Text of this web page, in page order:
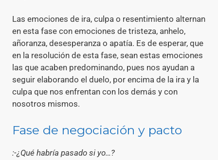
Las emociones de ira, culpa o resentimiento alternan
en esta fase con emociones de tristeza, anhelo,
añoranza, desesperanza o apatía. Es de esperar, que
en la resolución de esta fase, sean estas emociones
las que acaben predominando, pues nos ayudan a
seguir elaborando el duelo, por encima de la ira y la
culpa que nos enfrentan con los demás y con
nosotros mismos.
Fase de negociación y pacto
:-¿Qué habría pasado si yo…?